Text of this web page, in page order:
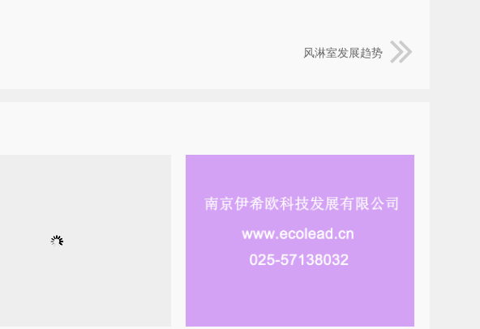
风淋室发展趋势